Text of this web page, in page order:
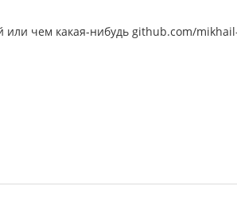
или чем какая-нибудь github.com/